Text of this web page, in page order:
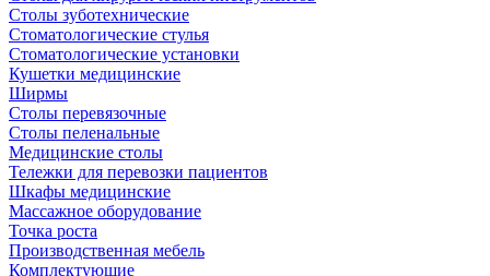
Столы зуботехнические
Стоматологические стулья
Стоматологические установки
Кушетки медицинские
Ширмы
Столы перевязочные
Столы пеленальные
Медицинские столы
Тележки для перевозки пациентов
Шкафы медицинские
Массажное оборудование
Точка роста
Производственная мебель
Комплектующие